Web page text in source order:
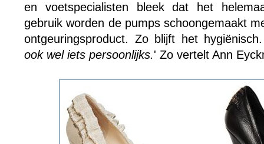
en voetspecialisten bleek dat het
gebruik worden de pumps schoongemaakt
ontgeuringsproduct. Zo blijft het
ook wel iets persoonlijks.' Zo vertelt Ann